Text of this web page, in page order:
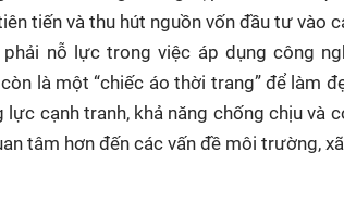
tiến và thu hút nguồn vốn đầu tư vào
nỗ lực trong việc áp dụng công
là một “chiếc áo thời trang” để làm
lực cạnh tranh, khả năng chống chịu và
tâm hơn đến các vấn đề môi trường,